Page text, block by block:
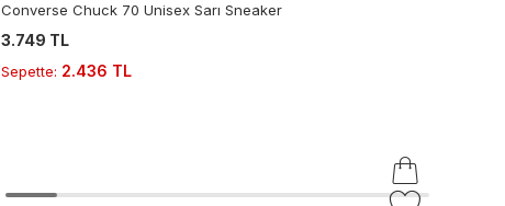
Converse Chuck 70 Unisex Sarı Sneaker
3.749 TL
Sepette: 2.436 TL